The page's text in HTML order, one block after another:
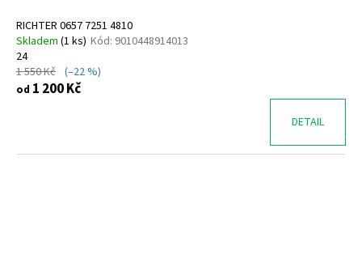
RICHTER 0657 7251 4810
Skladem (1 ks) Kód: 9010448914013
24
1 550 Kč (–22 %)
od 1 200 Kč
DETAIL